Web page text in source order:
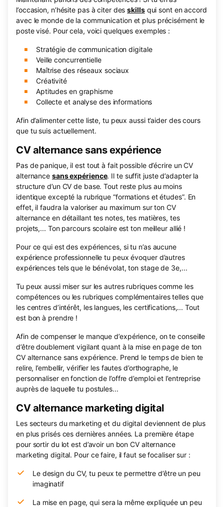
l’occasion, n’hésite pas à citer desskillsqui sont en accord
avec le monde de la communication et plus précisément le
poste visé. Pour cela, voici quelques exemples :
Stratégie de communication digitale
Veille concurrentielle
Maîtrise des réseaux sociaux
Créativité
Aptitudes en graphisme
Collecte et analyse des informations
Afin d’alimenter cette liste, tu peux aussi t’aider des cours
que tu suis actuellement.
CV alternance sans expérience
Pas de panique, il est tout à fait possible d’écrire un CV
alternance sans expérience. Il te suffit juste d’adapter la
structure d’un CV de base. Tout reste plus au moins
identique excepté la rubrique “formations et études”. En
effet, il faudra la valoriser au maximum sur ton CV
alternance en détaillant tes notes, tes matières, tes
projets,... Ton parcours scolaire est ton meilleur allié !
Pour ce qui est des expériences, si tu n’as aucune
expérience professionnelle tu peux évoquer d’autres
expériences tels que le bénévolat, ton stage de 3e,...
Tu peux aussi miser sur les autres rubriques comme les
compétences ou les rubriques complémentaires telles que
les centres d’intérêt, les langues, les certifications,... Tout
est bon à prendre !
Afin de compenser le manque d’expérience, on te conseille
d’être doublement vigilant quant à la mise en page de ton
CV alternance sans expérience. Prend le temps de bien te
relire, l’embellir, vérifier les fautes d’orthographe, le
personnaliser en fonction de l’offre d’emploi et l’entreprise
auprès de laquelle tu postules...
CV alternance marketing digital
Les secteurs du marketing et du digital deviennent de plus
en plus prisés ces dernières années. La première étape
pour sortir du lot est d’avoir un bon CV alternance
marketing digital. Pour ce faire, il faut se focaliser sur :
Le design du CV, tu peux te permettre d’être un peu
imaginatif
La mise en page, qui sera la même expliquée un peu